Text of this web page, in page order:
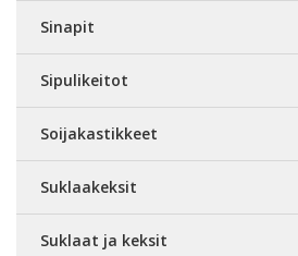
Sinapit
Sipulikeitot
Soijakastikkeet
Suklaakeksit
Suklaat ja keksit